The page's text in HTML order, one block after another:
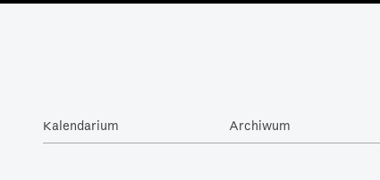
Kalendarium Archiwum